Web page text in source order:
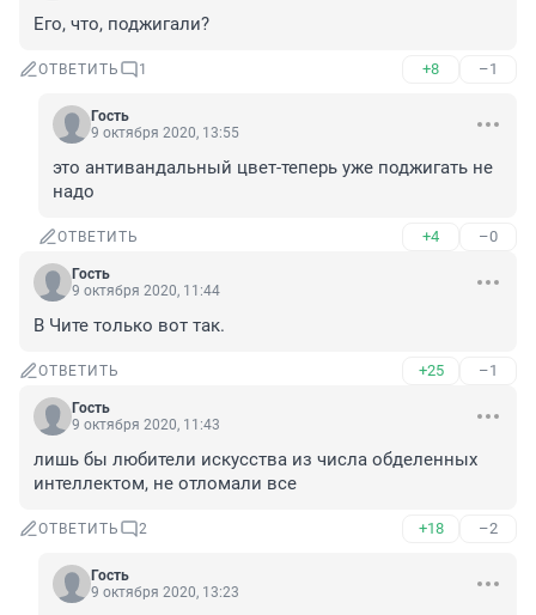
Его, что, поджигали?
ОТВЕТИТЬ 1 +8 –1
Гость
9 октября 2020, 13:55
это антивандальный цвет-теперь уже поджигать не
надо
ОТВЕТИТЬ +4 –0
Гость
9 октября 2020, 11:44
В Чите только вот так.
ОТВЕТИТЬ +25 –1
Гость
9 октября 2020, 11:43
лишь бы любители искусства из числа обделенных
интеллектом, не отломали все
ОТВЕТИТЬ 2 +18 –2
Гость
9 октября 2020, 13:23